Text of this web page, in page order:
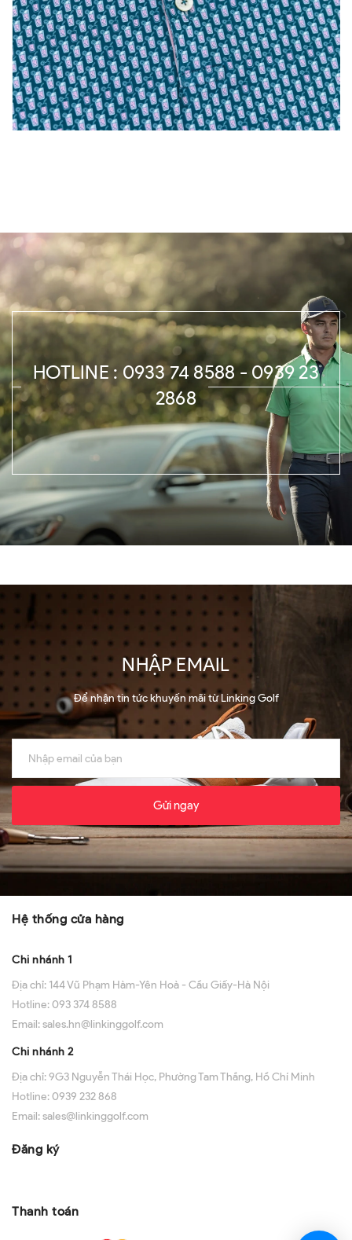
HOTLINE : 0933 74 8588 - 0939 23
2868
NHẬP EMAIL
Để nhận tin tức khuyến mãi từ Linking Golf
Gửi ngay
Hệ thống cửa hàng
Chi nhánh 1
Địa chỉ: 144 Vũ Phạm Hàm-Yên Hoà - Cầu Giấy-Hà Nội
Hotline:093 374 8588
Email:sales.hn@linkinggolf.com
Chi nhánh 2
Địa chỉ:9G3 Nguyễn Thái Học, Phường Tam Thắng, Hồ Chí Minh
Hotline:0939 232 868
Email:sales@linkinggolf.com
Đăng ký
Thanh toán